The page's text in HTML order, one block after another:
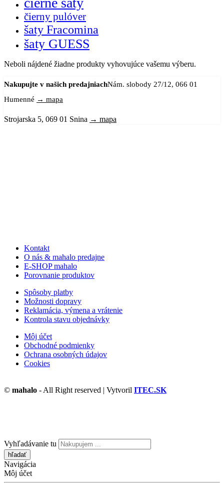
čierny pulóver
šaty Fracomina
šaty GUESS
Neboli nájdené žiadne produkty vyhovujúce vašemu výberu.
Nakupujte v našich predajniachNám. slobody 27/12, 066 01
Humenné → mapa
Strojarska 5, 069 01 Snina → mapa
Kontakt
O nás & mahalo predajne
E-SHOP mahalo
Porovnanie produktov
Spôsoby platby
Možnosti dopravy
Reklamácia, výmena a vrátenie
Kontrola stavu objednávky
Môj účet
Obchodné podmienky
Ochrana osobných údajov
Cookies
© mahalo - All Right reserved | Vytvoril ITEC.SK
Vyhľadávanie tu
Navigácia
Môj účet